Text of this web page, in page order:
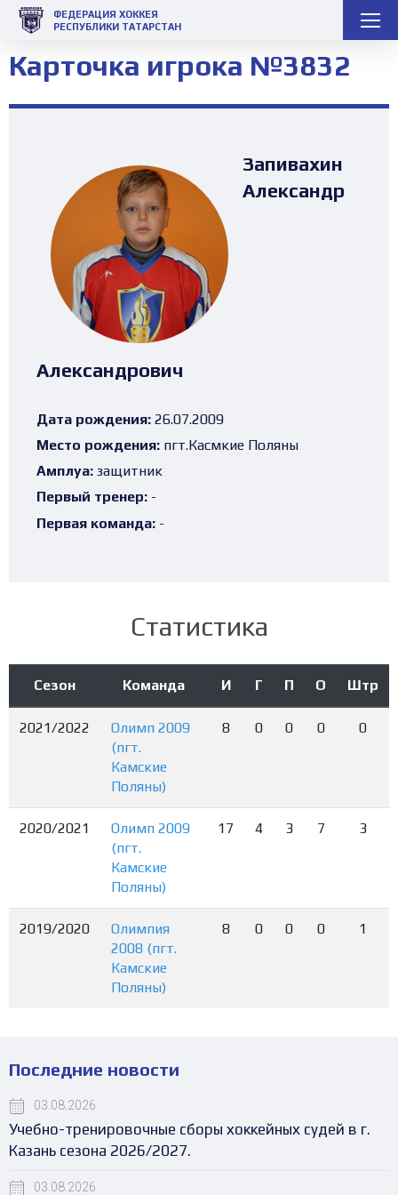
ФЕДЕРАЦИЯ ХОККЕЯ
РЕСПУБЛИКИ ТАТАРСТАН
Карточка игрока №3832
Запивахин
Александр
Александрович
Дата рождения: 26.07.2009
Место рождения: пгт.Касмкие Поляны
Амплуа: защитник
Первый тренер: -
Первая команда: -
Статистика
Сезон Команда И Г П О Штр
2021/2022
Олимп 2009
(пгт.
Камские
Поляны)
8 0 0 0 0
2020/2021
Олимп 2009
(пгт.
Камские
Поляны)
17 4 3 7 3
2019/2020
Олимпия
2008 (пгт.
Камские
Поляны)
8 0 0 0 1
Последние новости
03.08.2026
Учебно-тренировочные сборы хоккейных судей в г.
Казань сезона 2026/2027.
03.08.2026